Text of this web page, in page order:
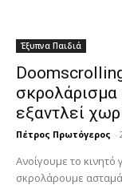
Έξυπνα Παιδιά
σκρολάρισμα
εξαντλεί
Πέτρος Πρωτόγερος -
Ανοίγουμε το κινητό
σκρολάρουμε